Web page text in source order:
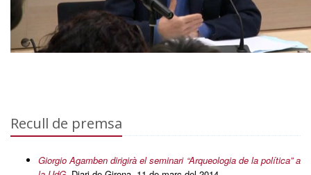
Recull de premsa
Giorgio Agamben dirigirà el seminari “Arqueologia de la política” a